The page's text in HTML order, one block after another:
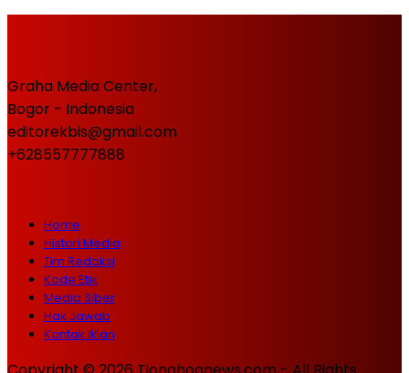
Graha Media Center,
Bogor - Indonesia
editorekbis@gmail.com
+628557777888
Home
Histori Media
Tim Redaksi
Kode Etik
Media Siber
Hak Jawab
Kontak Iklan